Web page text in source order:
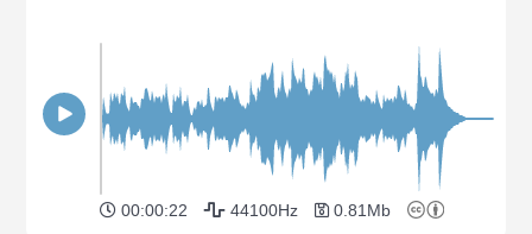
00:00:22 44100Hz 0.81Mb